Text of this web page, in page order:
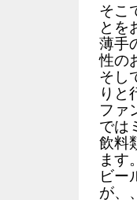
そこ
とを
薄手
性の
そし
りと
ファ
では
飲料
ます。
ビー
が、